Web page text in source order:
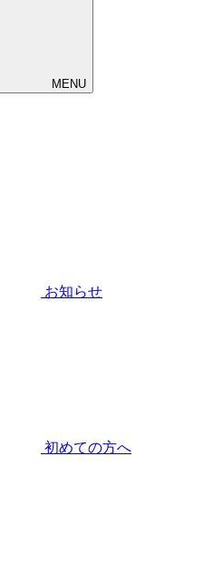
MENU
お知らせ
初めての方へ